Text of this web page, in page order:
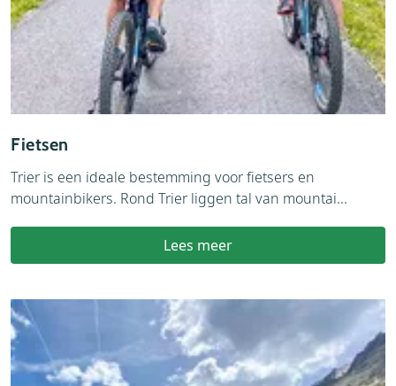
Fietsen
Trier is een ideale bestemming voor fietsers en
mountainbikers. Rond Trier liggen tal van mountai...
Lees meer